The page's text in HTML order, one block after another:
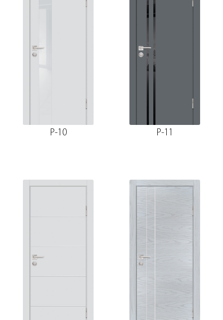
P-10 P-11